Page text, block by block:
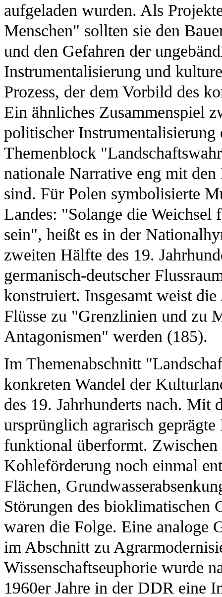
aufgeladen wurden. Als
Menschen" sollten sie den
und den Gefahren der
Instrumentalisierung und
Prozess, der dem Vorbild des
Ein ähnliches Zusammenspiel
politischer
Themenblock
nationale Narrative eng mit
sind. Für Polen symbolisierte
Landes: "Solange die
sein", heißt es in der
zweiten Hälfte des 19.
germanisch-deutscher
konstruiert. Insgesamt weist
Flüsse zu "Grenzlinien und zu
Antagonismen" werden (185).
Im Themenabschnitt
konkreten Wandel der
des 19. Jahrhunderts nach. Mit
ursprünglich agrarisch
funktional überformt.
Kohleförderung noch einmal
Flächen,
Störungen des bioklimatischen
waren die Folge. Eine analoge
im Abschnitt zu
Wissenschaftseuphorie wurde
1960er Jahre in der DDR eine